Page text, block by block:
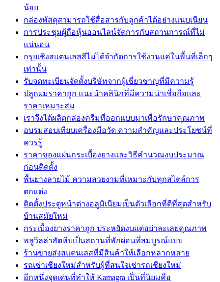
น้อย
กล่องพัสดุสามารถใช้สื่อสารกับลูกค้าได้อย่างแนบเนียน
การประชุมผู้ถือหุ้นออนไลน์จัดการกับสถานการณ์ที่ไม่
แน่นอน
กรุยเชิงสแตนเลสสีไม่ได้จำกัดการใช้งานแค่ในพื้นที่เล็กๆ
เท่านั้น
รับจดทะเบียนจัดตั้งบริษัทจากผู้เชี่ยวชาญที่มีความรู้
ปลูกผมราคาถูก แนะนำคลินิกที่มีความน่าเชื่อถือและ
ราคาเหมาะสม
เราจึงได้ผลิตกล่องครีมที่ออกแบบมาเพื่อรักษาคุณภาพ
อบรมสอบเทียบเครื่องมือวัด ความสำคัญและประโยชน์ที่
ควรรู้
ราคาของแผ่นกระเบื้องยางและวิธีคำนวณงบประมาณ
ก่อนติดตั้ง
พื้นยางลายไม้ ความสวยงามที่เหมาะกับทุกสไตล์การ
ตกแต่ง
ติดตั้งประตูหน้าต่างอลูมิเนียมเป็นตัวเลือกที่ดีที่สุดสำหรับ
บ้านสมัยใหม่
กระเบื้องยางราคาถูก ประหยัดงบแต่อย่าละเลยคุณภาพ
พลูวิลล่าสัตหีบเป็นสถานที่พักผ่อนที่สมบูรณ์แบบ
ร้านขายส่งสแตนเลสที่มีสินค้าให้เลือกหลากหลาย
รถเช่าเชียงใหม่สำหรับผู้ที่สนใจเช่ารถเชียงใหม่
อีกหนึ่งจุดเด่นที่ทำให้ Kamagra เป็นที่นิยมคือ